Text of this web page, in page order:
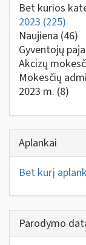
Bet kurios
2023 (225)
Naujiena (46)
Gyventojų
Akcizų
Mokesčių
2023 m. (8)
Aplankai
Bet kurį
Parodymo